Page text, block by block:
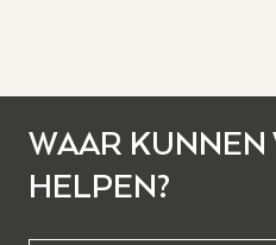
WAAR KUNNEN
HELPEN?